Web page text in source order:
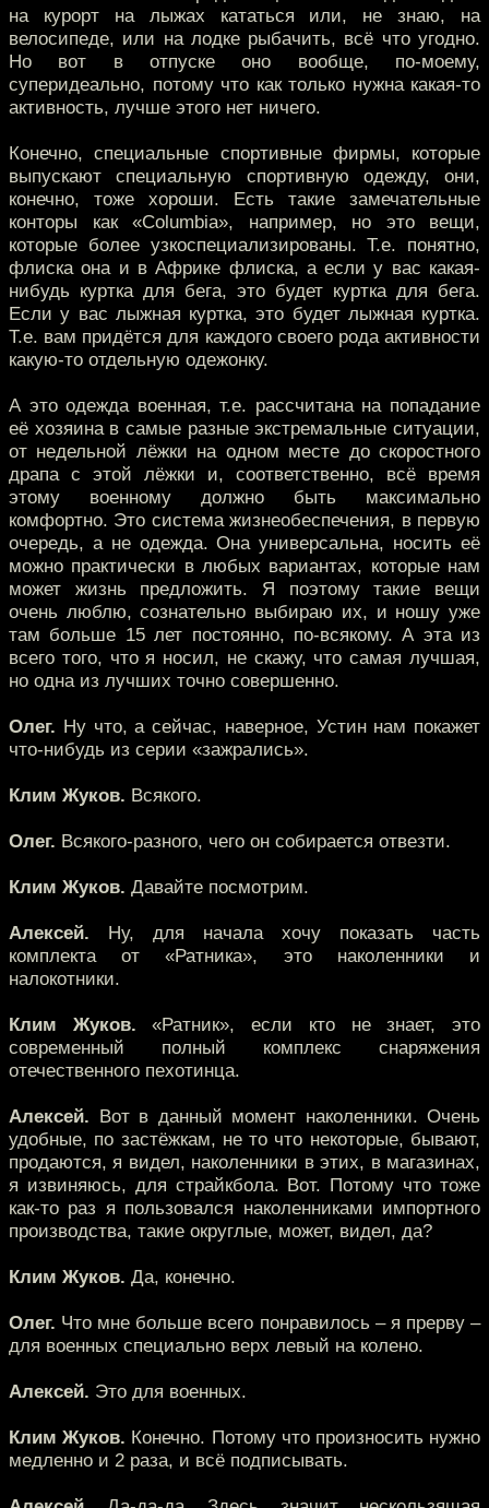
на курорт на лыжах кататься или, не знаю, на
велосипеде, или на лодке рыбачить, всё что угодно.
Но вот в отпуске оно вообще, по-моему,
суперидеально, потому что как только нужна какая-то
активность, лучше этого нет ничего.
Конечно, специальные спортивные фирмы, которые
выпускают специальную спортивную одежду, они,
конечно, тоже хороши. Есть такие замечательные
конторы как «Columbia», например, но это вещи,
которые более узкоспециализированы. Т.е. понятно,
флиска она и в Африке флиска, а если у вас какая-
нибудь куртка для бега, это будет куртка для бега.
Если у вас лыжная куртка, это будет лыжная куртка.
Т.е. вам придётся для каждого своего рода активности
какую-то отдельную одежонку.
А это одежда военная, т.е. рассчитана на попадание
её хозяина в самые разные экстремальные ситуации,
от недельной лёжки на одном месте до скоростного
драпа с этой лёжки и, соответственно, всё время
этому военному должно быть максимально
комфортно. Это система жизнеобеспечения, в первую
очередь, а не одежда. Она универсальна, носить её
можно практически в любых вариантах, которые нам
может жизнь предложить. Я поэтому такие вещи
очень люблю, сознательно выбираю их, и ношу уже
там больше 15 лет постоянно, по-всякому. А эта из
всего того, что я носил, не скажу, что самая лучшая,
но одна из лучших точно совершенно.
Олег. Ну что, а сейчас, наверное, Устин нам покажет
что-нибудь из серии «зажрались».
Клим Жуков. Всякого.
Олег. Всякого-разного, чего он собирается отвезти.
Клим Жуков. Давайте посмотрим.
Алексей. Ну, для начала хочу показать часть
комплекта от «Ратника», это наколенники и
налокотники.
Клим Жуков. «Ратник», если кто не знает, это
современный полный комплекс снаряжения
отечественного пехотинца.
Алексей. Вот в данный момент наколенники. Очень
удобные, по застёжкам, не то что некоторые, бывают,
продаются, я видел, наколенники в этих, в магазинах,
я извиняюсь, для страйкбола. Вот. Потому что тоже
как-то раз я пользовался наколенниками импортного
производства, такие округлые, может, видел, да?
Клим Жуков. Да, конечно.
Олег. Что мне больше всего понравилось – я прерву –
для военных специально верх левый на колено.
Алексей. Это для военных.
Клим Жуков. Конечно. Потому что произносить нужно
медленно и 2 раза, и всё подписывать.